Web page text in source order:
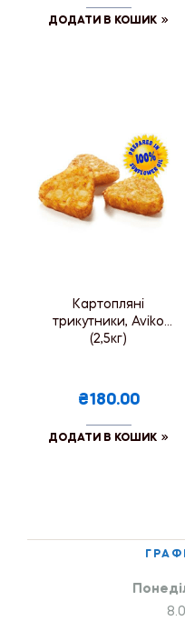
ДОДАТИ В КОШИК
Картопляні
трикутники, Aviko
(2,5кг)
₴180.00
ДОДАТИ В КОШИК